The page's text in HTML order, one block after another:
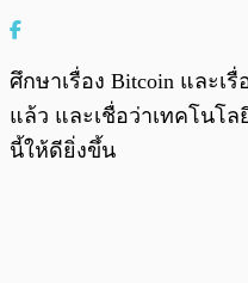
ศึกษาเรื่อง Bitcoin และเรื่
แล้ว และเชื่อว่าเทคโนโ
นี้ให้ดียิ่งขึ้น